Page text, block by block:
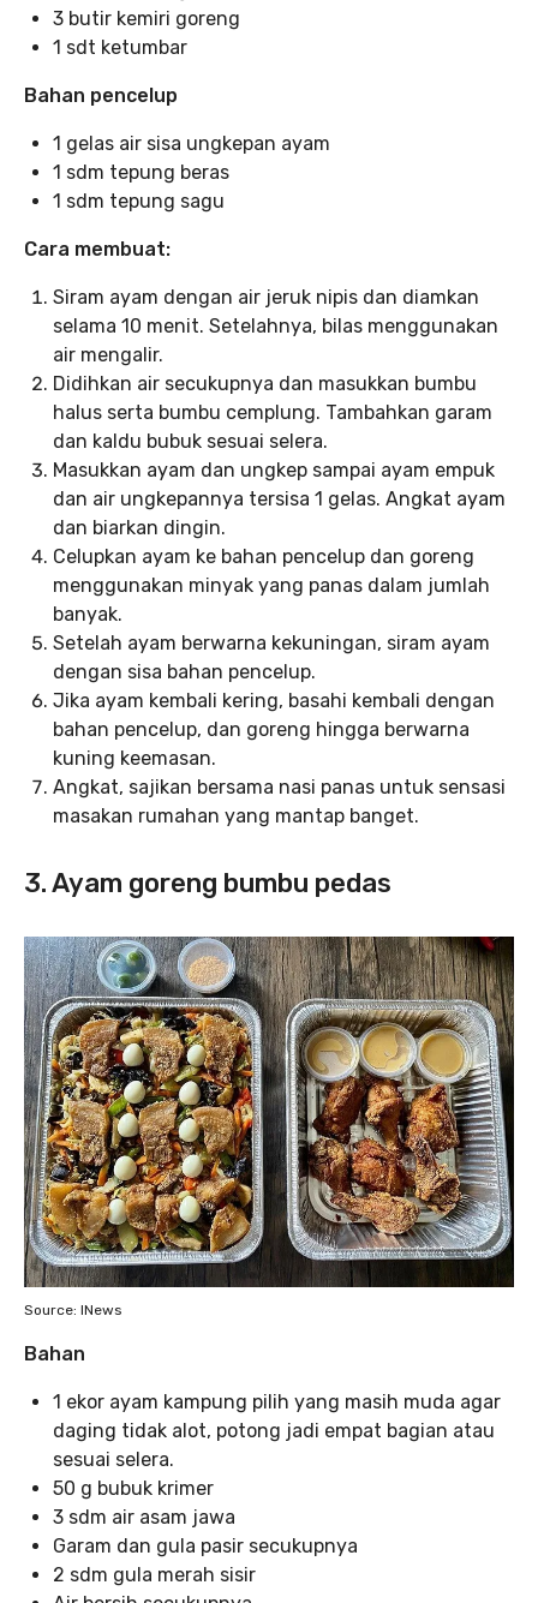
3 butir kemiri goreng⁣
1 sdt ketumbar⁣
Bahan pencelup
1 gelas air sisa ungkepan ayam⁣
1 sdm tepung beras⁣
1 sdm tepung sagu⁣
Cara membuat:
Siram ayam dengan air jeruk nipis dan diamkan
selama 10 menit. Setelahnya, bilas menggunakan
air mengalir.
Didihkan air secukupnya dan masukkan bumbu
halus serta bumbu cemplung. Tambahkan garam
dan kaldu bubuk sesuai selera.
Masukkan ayam dan ungkep sampai ayam empuk
dan air ungkepannya tersisa 1 gelas. Angkat ayam
dan biarkan dingin.
Celupkan ayam ke bahan pencelup dan goreng
menggunakan minyak yang panas dalam jumlah
banyak.
Setelah ayam berwarna kekuningan, siram ayam
dengan sisa bahan pencelup.
Jika ayam kembali kering, basahi kembali dengan
bahan pencelup, dan goreng hingga berwarna
kuning keemasan.
Angkat, sajikan bersama nasi panas untuk sensasi
masakan rumahan yang mantap banget.
3. Ayam goreng bumbu pedas
Source: INews
Bahan
1 ekor ayam kampung pilih yang masih muda agar
daging tidak alot, potong jadi empat bagian atau
sesuai selera.
50 g bubuk krimer
3 sdm air asam jawa
Garam dan gula pasir secukupnya
2 sdm gula merah sisir